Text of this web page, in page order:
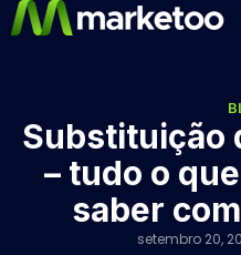
Substituição
– tudo o
saber
setembro 20,